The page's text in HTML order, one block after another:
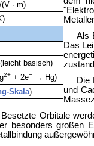
· m)
basisch)
2+ + 2e− → Hg)
Skala)
Als
Das
Die
und
Besetzte Orbitale
besonders großen